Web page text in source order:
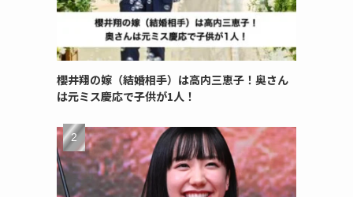
櫻井翔の嫁（結婚相手）は高内三恵子！奥さん
は元ミス慶応で子供が1人！